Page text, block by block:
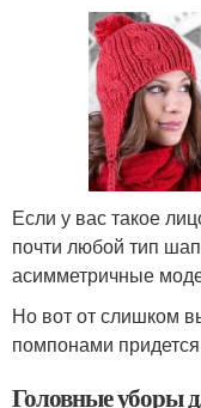
Если у вас такое
почти любой тип
асимметричные
Но вот от слишком
помпонами придется
Головные уборы